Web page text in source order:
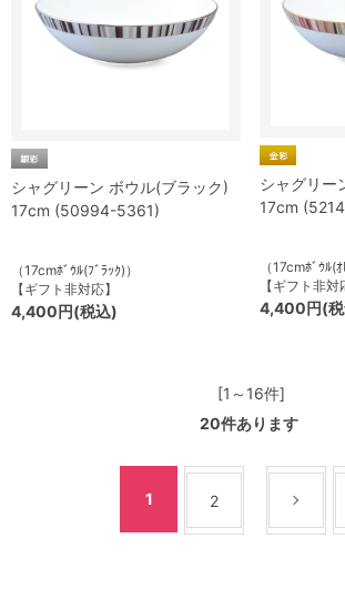
シャグリーン ボウル(ブラック)
17cm (50994-5361)
（17cmﾎﾞｳﾙ(ﾌﾞﾗｯｸ)）
【ギフト非対応】
4,400円(税込)
シャグリー
17cm
（17cmﾎﾞｳﾙ(ｵ
【ギフト非対
4,400円(
[1～16件]
20件あります
1 2